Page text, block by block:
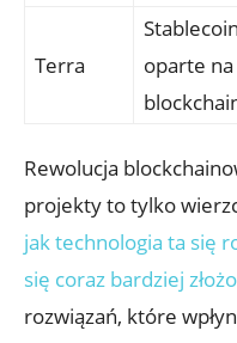
Terra
oparte na
Rewolucja
projekty ‌to​ tylko
‌jak technologia ⁤ta się
się ​coraz bardziej
rozwiązań, które